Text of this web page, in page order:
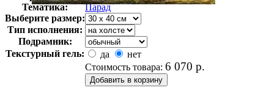
Тематика:
Парад
Выберите размер:
Тип исполнения:
Подрамник:
Текстурный гель:
да
нет
Стоимость товара: 6 070 р.